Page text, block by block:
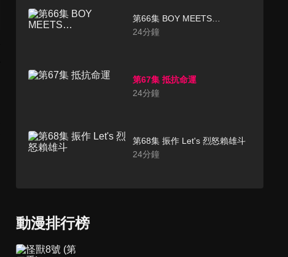
第66集 BOY MEETS…
24分鐘
第67集 抵抗命運
24分鐘
第68集 振作 Let's 烈怒賴雄斗
24分鐘
動漫排行榜